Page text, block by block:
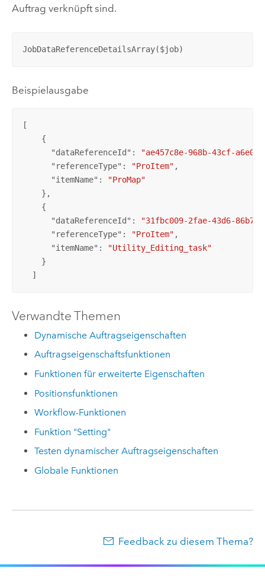
Auftrag verknüpft sind.
JobDataReferenceDetailsArray($job)
Beispielausgabe
[
    {
      "
dataReferenceId ":
"ae457c8e-968b-43cf-a6e0-
      "
referenceType": "ProItem" ,
      "
itemName":
"ProMap"
    },
    {
      "
dataReferenceId ":
"31fbc009-2fae-43d6-86b7-
      "
referenceType": "ProItem" ,
      "
itemName":
"Utility_Editing_task"
    }
  ]
Verwandte Themen
Dynamische Auftragseigenschaften
Auftragseigenschaftsfunktionen
Funktionen für erweiterte Eigenschaften
Positionsfunktionen
Workflow-Funktionen
Funktion "Setting"
Testen dynamischer Auftragseigenschaften
Globale Funktionen
Feedback zu diesem Thema?